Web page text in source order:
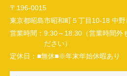
〒196-0015
東京都昭島市昭和町５丁目10-18 中野
営業時間： 9:30～18:30（営業時間外
ださい）
定休日： ■無休■※年末年始休暇あり